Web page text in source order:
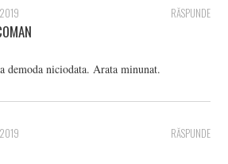
RĂSPUNDE
demoda niciodata. Arata minunat.
RĂSPUNDE